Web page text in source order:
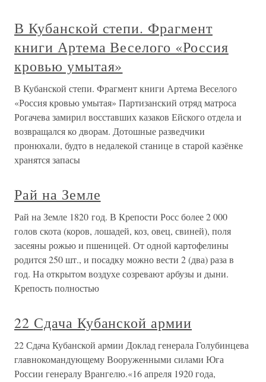
В Кубанской степи. Фрагмент
книги Артема Веселого «Россия
кровью умытая»
В Кубанской степи. Фрагмент книги Артема Веселого
«Россия кровью умытая» Партизанский отряд матроса
Рогачева замирил восставших казаков Ейского отдела и
возвращался ко дворам. Дотошные разведчики
пронюхали, будто в недалекой станице в старой казёнке
хранятся запасы
Рай на Земле
Рай на Земле 1820 год. В Крепости Росс более 2 000
голов скота (коров, лошадей, коз, овец, свиней), поля
засеяны рожью и пшеницей. От одной картофелины
родится 250 шт., и посадку можно вести 2 (два) раза в
год. На открытом воздухе созревают арбузы и дыни.
Крепость полностью
22 Сдача Кубанской армии
22 Сдача Кубанской армии Доклад генерала Голубинцева
главнокомандующему Вооруженными силами Юга
России генералу Врангелю.«16 апреля 1920 года,